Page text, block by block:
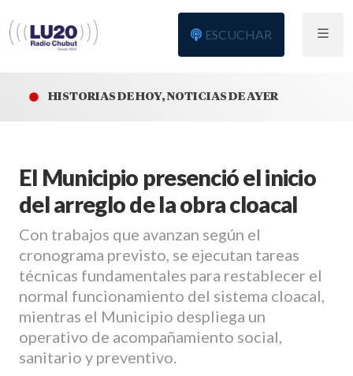
ESCUCHAR
HISTORIAS DE HOY, NOTICIAS DE AYER
El Municipio presenció el inicio
del arreglo de la obra cloacal
Con trabajos que avanzan según el
cronograma previsto, se ejecutan tareas
técnicas fundamentales para restablecer el
normal funcionamiento del sistema cloacal,
mientras el Municipio despliega un
operativo de acompañamiento social,
sanitario y preventivo.